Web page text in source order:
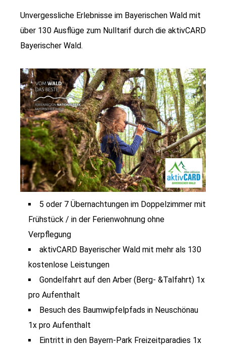
Unvergessliche Erlebnisse im Bayerischen Wald mit
über 130 Ausflüge zum Nulltarif durch die aktivCARD
Bayerischer Wald.
5 oder 7 Übernachtungen im Doppelzimmer mit
Frühstück / in der Ferienwohnung ohne
Verpflegung
aktivCARD Bayerischer Wald mit mehr als 130
kostenlose Leistungen
Gondelfahrt auf den Arber (Berg- &Talfahrt) 1x
pro Aufenthalt
Besuch des Baumwipfelpfads in Neuschönau
1x pro Aufenthalt
Eintritt in den Bayern-Park Freizeitparadies 1x